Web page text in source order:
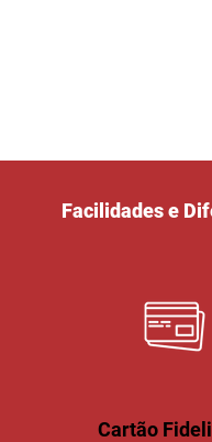
Facilidades e
Cartão